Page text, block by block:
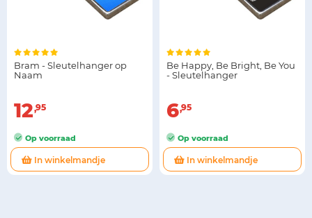
Bram - Sleutelhanger op
Naam
12 95
Op voorraad
In winkelmandje
Be Happy, Be Bright, Be You
- Sleutelhanger
6 95
Op voorraad
In winkelmandje